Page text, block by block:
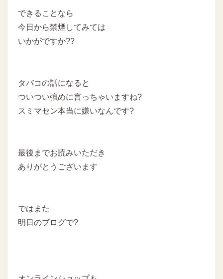
できることなら
今日から禁煙してみては
いかがですか??
タバコの話になると
ついつい強めに言っちゃいますね?
スミマセン本当に嫌いなんです?
最後までお読みいただき
ありがとうございます
ではまた
明日のブログで?